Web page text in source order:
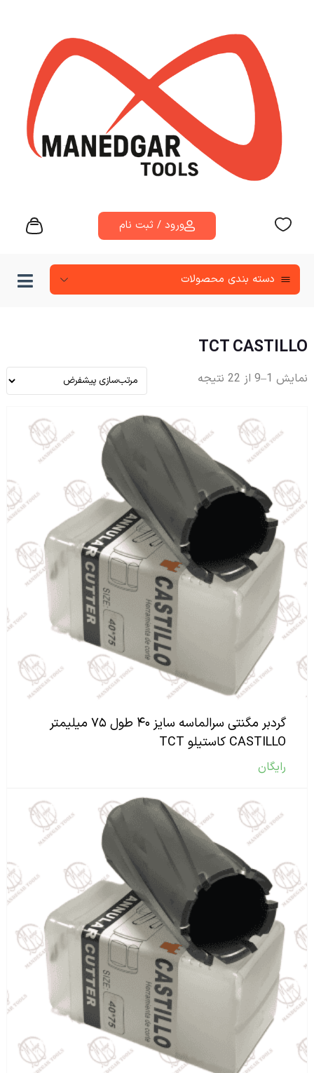
ورود / ثبت نام
دسته‌ بندی محصولات
TCT CASTILLO
نمایش 1–9 از 22 نتیجه
گردبر مگنتی سرالماسه سایز ۴۰ طول ۷۵ میلیمتر
CASTILLO کاستیلو TCT
رایگان